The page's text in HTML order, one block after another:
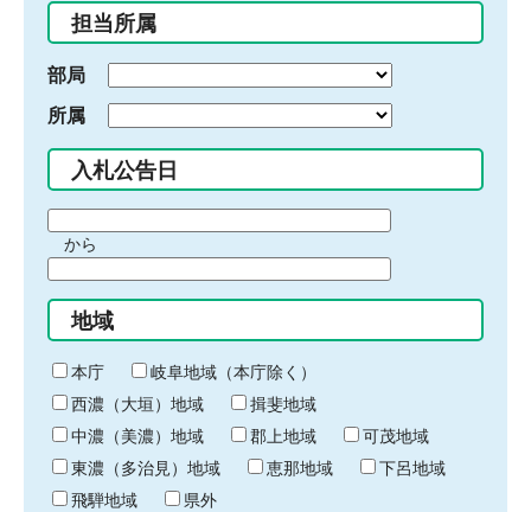
入
力
担当所属
部局
所属
入札公告日
間
始
り
から
間
終
わ
り
地域
本庁
岐阜地域（本庁除く）
西濃（大垣）地域
揖斐地域
中濃（美濃）地域
郡上地域
可茂地域
東濃（多治見）地域
恵那地域
下呂地域
飛騨地域
県外